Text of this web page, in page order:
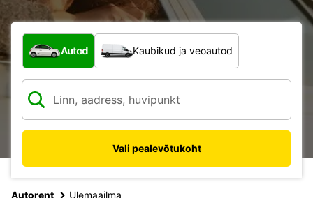
Mis tüüpi sõiduk?
Autod Kaubikud ja veoautod
Vali pealevõtukoht
Autorent Ulemaailma